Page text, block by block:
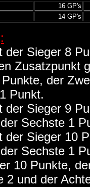
16 GP's
14 GP's
der Sieger 8
Zusatzpunkt
der
Punkt.
der Sieger 9
Sechste 1
der Sieger 10
Sechste 1
10 Punkte,
2 und der